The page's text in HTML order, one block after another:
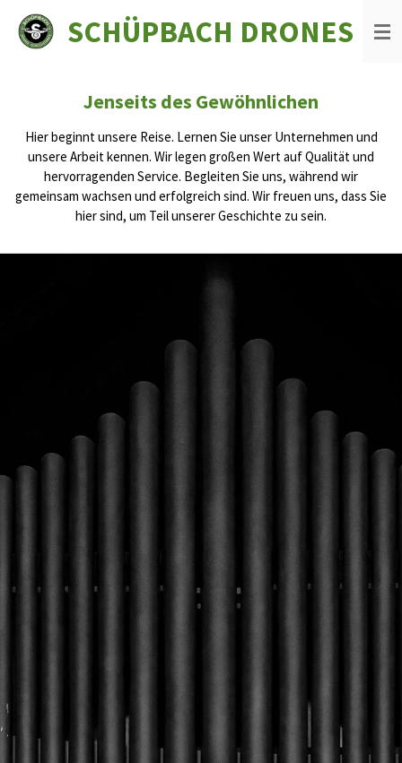
Zum
HauptinhaltSCHÜPBACH DRONES
Jenseits des Gewöhnlichen
Hier beginnt unsere Reise. Lernen Sie unser Unternehmen und
unsere Arbeit kennen. Wir legen großen Wert auf Qualität und
hervorragenden Service. Begleiten Sie uns, während wir
gemeinsam wachsen und erfolgreich sind. Wir freuen uns, dass Sie
hier sind, um Teil unserer Geschichte zu sein.